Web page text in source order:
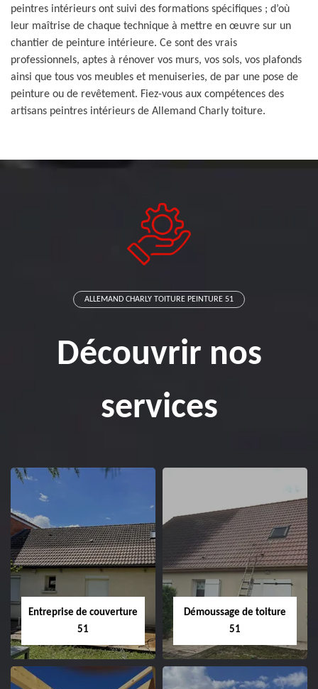
peintres intérieurs ont suivi des formations spécifiques ; d’où
leur maîtrise de chaque technique à mettre en œuvre sur un
chantier de peinture intérieure. Ce sont des vrais
professionnels, aptes à rénover vos murs, vos sols, vos plafonds
ainsi que tous vos meubles et menuiseries, de par une pose de
peinture ou de revêtement. Fiez-vous aux compétences des
artisans peintres intérieurs de Allemand Charly toiture.
ALLEMAND CHARLY TOITURE PEINTURE 51
Découvrir nos
services
Entreprise de couverture
51
Démoussage de toiture
51